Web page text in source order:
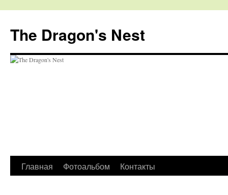
The Dragon's Nest
Перейти
Главная Фотоальбом Контакты